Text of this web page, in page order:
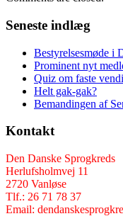
Seneste indlæg
Bestyrelsesmøde i
Prominent nyt
Quiz om faste
Helt gak-gak?
Bemandingen af
Kontakt
Den Danske Sprogkreds
Herlufsholmvej 11
2720 Vanløse
Tlf.: 26 71 78 37
Email: